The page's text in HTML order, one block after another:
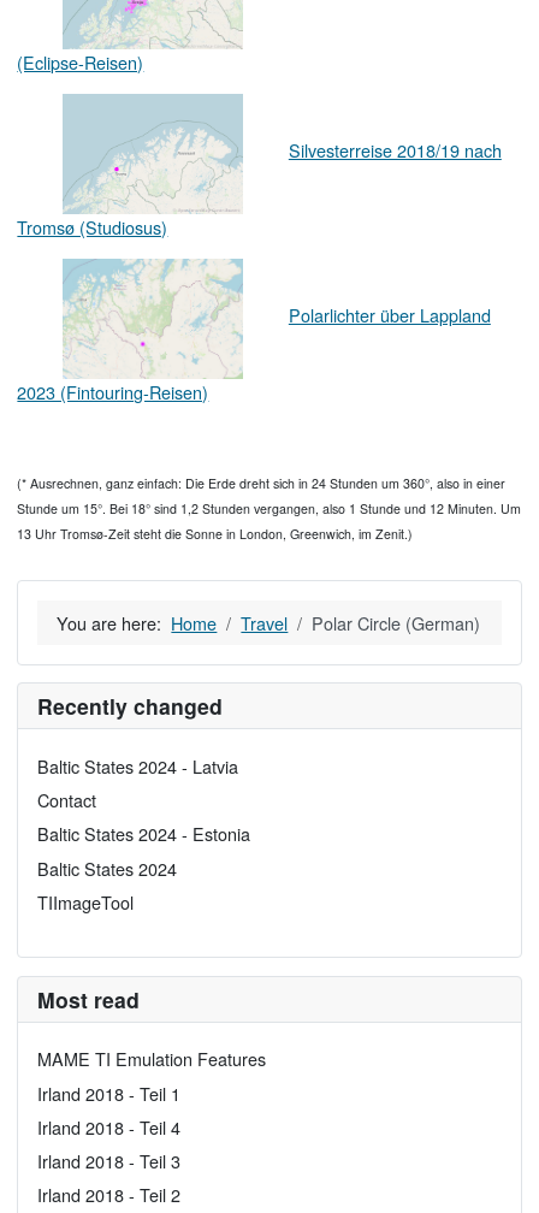
(Eclipse-Reisen)
Silvesterreise 2018/19 nach
Tromsø (Studiosus)
Polarlichter über Lappland
2023 (Fintouring-Reisen)
(* Ausrechnen, ganz einfach: Die Erde dreht sich in 24 Stunden um 360°, also in einer
Stunde um 15°. Bei 18° sind 1,2 Stunden vergangen, also 1 Stunde und 12 Minuten. Um
13 Uhr Tromsø-Zeit steht die Sonne in London, Greenwich, im Zenit.)
You are here: Home Travel Polar Circle (German)
Recently changed
Baltic States 2024 - Latvia
Contact
Baltic States 2024 - Estonia
Baltic States 2024
TIImageTool
Most read
MAME TI Emulation Features
Irland 2018 - Teil 1
Irland 2018 - Teil 4
Irland 2018 - Teil 3
Irland 2018 - Teil 2